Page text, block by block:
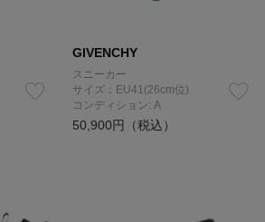
GIVENCHY
スニーカー
サイズ：EU41(26cm位)
コンディション: A
50,900円（税込）